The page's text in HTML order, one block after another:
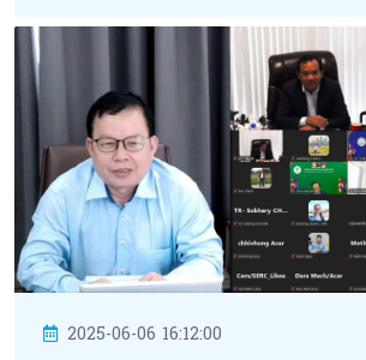
2025-06-06 16:12:00